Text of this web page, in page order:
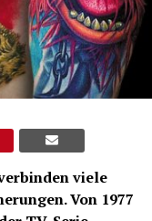
viele
Von 1977